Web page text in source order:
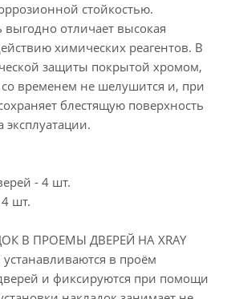
стойкостью.
отличает высокая
химических реагентов. В
защиты покрытой хромом,
временем не шелушится и, при
блестящую поверхность
эксплуатации.
- 4 шт.
шт.
В ПРОЕМЫ ДВЕРЕЙ НА XRAY
в проём
и фиксируются при помощи